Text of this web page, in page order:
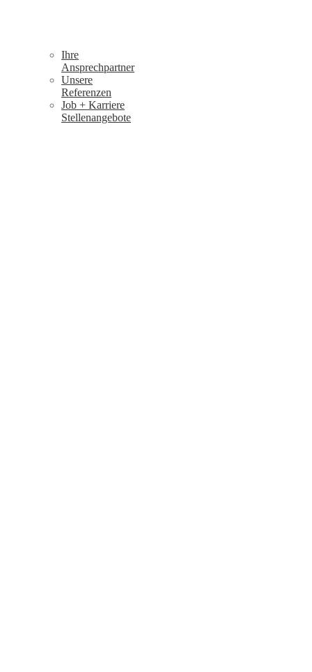
Ihre
Ansprechpartner
Unsere
Referenzen
Job + Karriere
Stellenangebote